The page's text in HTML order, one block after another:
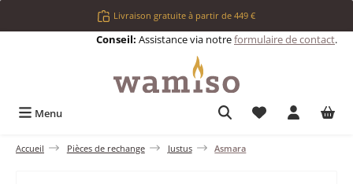
Passer au contenu principalLivraison gratuite à partir de 449 €
Conseil: Assistance via notreformulaire de contact.
Menu Vous avez 0
Accueil Pièces de rechange Justus Asmara